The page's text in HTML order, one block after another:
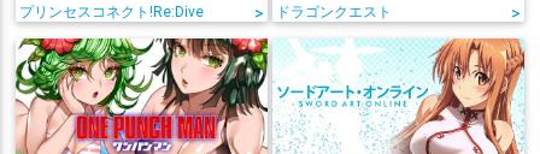
プリンセスコネクト!Re:Dive > ドラゴンクエスト >